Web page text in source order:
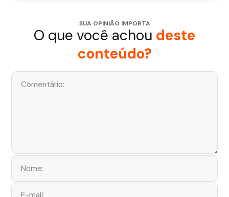
SUA OPINIÃO IMPORTA
O que você achou deste
conteúdo?